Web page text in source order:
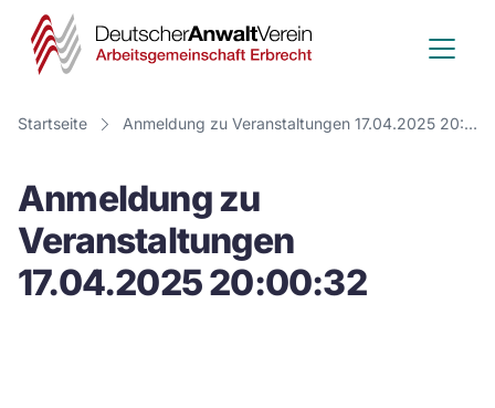
Deutscher
Anwalt
Verein
Startseite Anmeldung zu Veranstaltungen 17.04.2025 20:00:32
Anmeldung zu
Veranstaltungen
17.04.2025 20:00:32